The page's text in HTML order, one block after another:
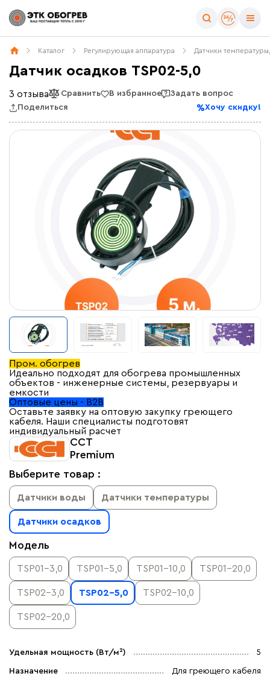
Каталог Регулирующая аппаратура Датчики
Датчик осадков TSP02-5,0
3 отзыва Сравнить В избранное
Задать вопрос
Поделиться
Хочу скидку!
Пром. обогрев
Идеально подходят для обогрева промышленных
объектов - инженерные системы, резервуары и
емкости
Оптовые цены - B2B
Оставьте заявку на оптовую закупку греющего
кабеля. Наши специалисты подготовят
индивидуальный расчет
ССТ
Premium
Выберите товар :
Датчики воды Датчики температуры
Датчики осадков
Модель
TSP01-3,0 TSP01-5,0 TSP01-10,0 TSP01-20,0
TSP02-3,0 TSP02-5,0 TSP02-10,0
TSP02-20,0
Удельная мощность (Вт/м²) 5
Назначение Для греющего кабеля